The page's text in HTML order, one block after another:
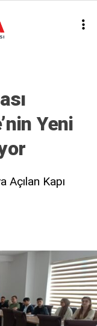
İhbar
Yeni
Açılan Kapı